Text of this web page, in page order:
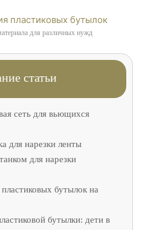
для различных нужд
статьи
сеть для вьющихся
для нарезки ленты
для нарезки
бутылок на
бутылки: дети в